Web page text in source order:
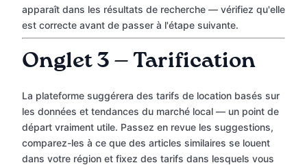
apparaît dans les résultats de recherche — vérifiez qu'elle
est correcte avant de passer à l'étape suivante.
Onglet 3 — Tarification
La plateforme suggérera des tarifs de location basés sur
les données et tendances du marché local — un point de
départ vraiment utile. Passez en revue les suggestions,
comparez-les à ce que des articles similaires se louent
dans votre région et fixez des tarifs dans lesquels vous